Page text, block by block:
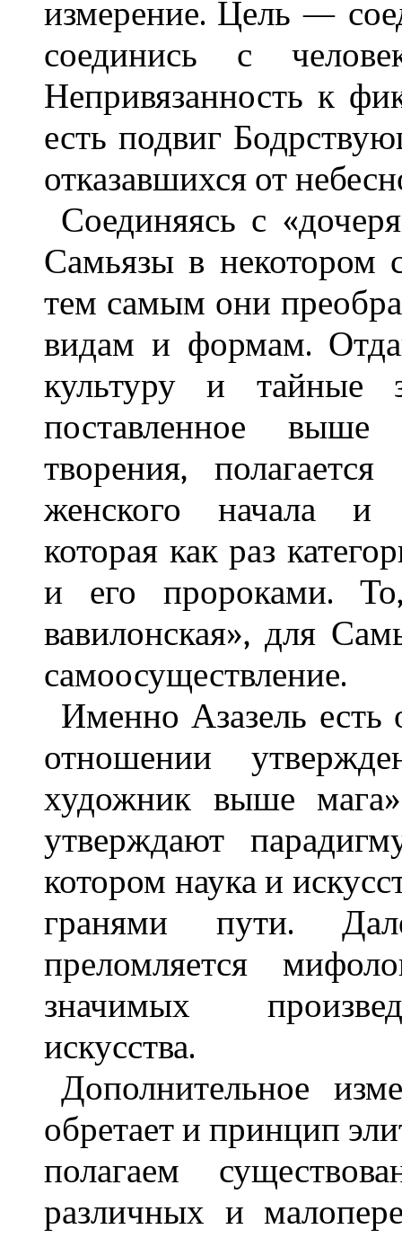
измерение. Цель —
соединись с
Непривязанность к
есть подвиг
отказавшихся от
Соединяясь с
Самьязы в некотором
тем самым они
видам и формам.
культуру и тайные
поставленное выше
творения,
женского начала и
которая как раз
и его пророками.
вавилонская», для
самоосуществление.
Именно Азазель есть
отношении
художник выше
утверждают
котором наука и
гранями пути.
преломляется
значимых
искусства.
Дополнительное
обретает и принцип
полагаем
различных и